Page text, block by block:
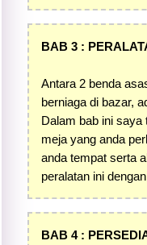
BAB 3 :
Antara 2 benda
berniaga di bazar,
Dalam bab ini saya
meja yang anda
anda tempat serta
peralatan ini
BAB 4 :